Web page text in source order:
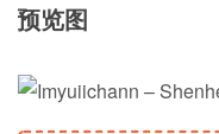
预览图